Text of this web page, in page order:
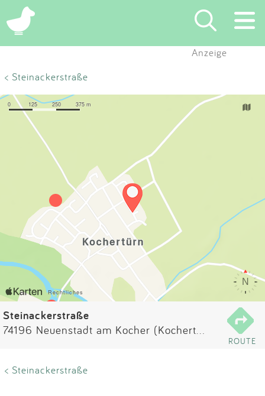
×
Blog
Partner
Kontakt
Impressum
Anzeige
< Steinackerstraße
Steinackerstraße
74196 Neuenstadt am Kocher (Kochertürn)
ROUTE
< Steinackerstraße